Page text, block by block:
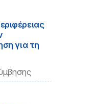
για τη